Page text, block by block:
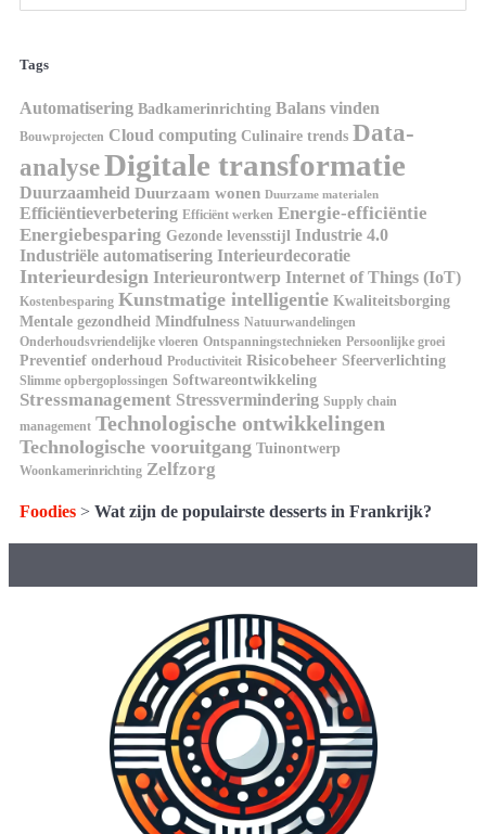
Tags
Automatisering Badkamerinrichting Balans vinden
Bouwprojecten Cloud computing Culinaire trends Data-
analyseDigitale transformatie
Duurzaamheid Duurzaam wonen Duurzame materialen
Efficiëntieverbetering Efficiënt werken Energie-efficiëntie
Energiebesparing Gezonde levensstijl Industrie 4.0
Industriële automatisering Interieurdecoratie
Interieurdesign Interieurontwerp Internet of Things (IoT)
Kostenbesparing Kunstmatige intelligentie Kwaliteitsborging
Mentale gezondheid Mindfulness Natuurwandelingen
Onderhoudsvriendelijke vloeren Ontspanningstechnieken Persoonlijke groei
Preventief onderhoud Productiviteit Risicobeheer Sfeerverlichting
Slimme opbergoplossingen Softwareontwikkeling
Stressmanagement Stressvermindering Supply chain
management Technologische ontwikkelingen
Technologische vooruitgang Tuinontwerp
Woonkamerinrichting Zelfzorg
Foodies > Wat zijn de populairste desserts in Frankrijk?